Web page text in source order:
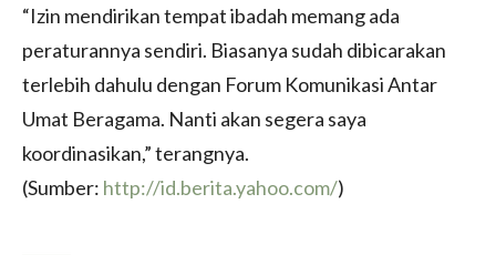
“Izin mendirikan tempat ibadah memang ada
peraturannya sendiri. Biasanya sudah dibicarakan
terlebih dahulu dengan Forum Komunikasi Antar
Umat Beragama. Nanti akan segera saya
koordinasikan,” terangnya.
(Sumber: http://id.berita.yahoo.com/)